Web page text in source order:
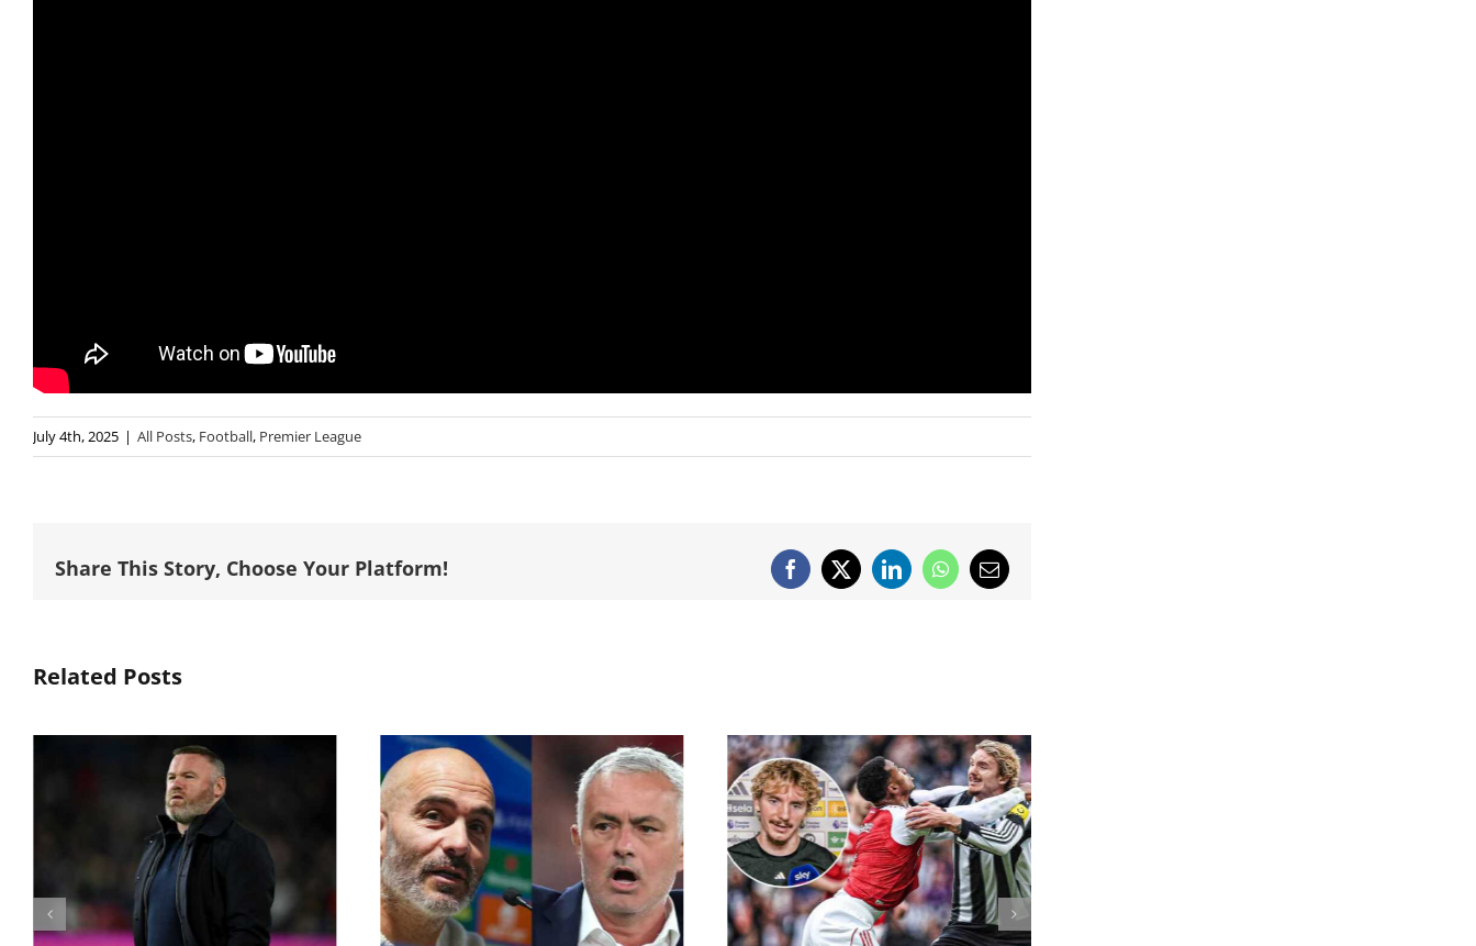
July 4th, 2025 | All Posts, Football, Premier League
Share This Story, Choose Your Platform! Facebook
X LinkedInWhatsApp
Email
Related Posts